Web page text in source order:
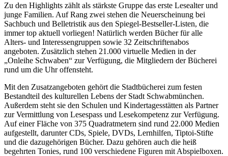
Zu den Highlights zählt als stärkste Gruppe das erste Lesealter und
junge Familien. Auf Rang zwei stehen die Neuerscheinung bei
Sachbuch und Belletristik aus den Spiegel-Bestseller-Listen, die
immer top aktuell vorliegen! Natürlich werden Bücher für alle
Alters- und Interessengruppen sowie 32 Zeitschriftenabos
angeboten. Zusätzlich stehen 21.000 virtuelle Medien in der
„Onleihe Schwaben“ zur Verfügung, die Mitgliedern der Bücherei
rund um die Uhr offensteht.
Mit den Zusatzangeboten gehört die Stadtbücherei zum festen
Bestandteil des kulturellen Lebens der Stadt Schwabmünchen.
Außerdem steht sie den Schulen und Kindertagesstätten als Partner
zur Vermittlung von Lesespass und Lesekompetenz zur Verfügung.
Auf einer Fläche von 375 Quadratmetern sind rund 22.000 Medien
aufgestellt, darunter CDs, Spiele, DVDs, Lernhilfen, Tiptoi-Stifte
und die dazugehörigen Bücher. Dazu gehören auch die heiß
begehrten Tonies, rund 100 verschiedene Figuren mit Abspielboxen.